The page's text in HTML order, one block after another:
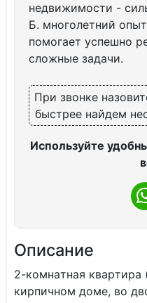
недвижимости -
Б. многолетний
помогает успешно
сложные задачи.
При звонке
быстрее найдем
Используйте
Описание
2-комнaтнaя
киpпичном доме, вo